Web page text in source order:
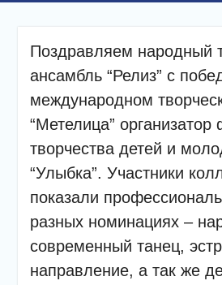
подсолнечного
муки.
Дом культуры
приглашает!
Наша землячка стала
финалисткой
конкурса
года – 2025»
Поздравляем народный
ансамбль “Релиз” с
международном
“Метелица” организатор
творчества детей и
“Улыбка”. Участники
показали
разных номинациях –
современный танец,
направление, а так же